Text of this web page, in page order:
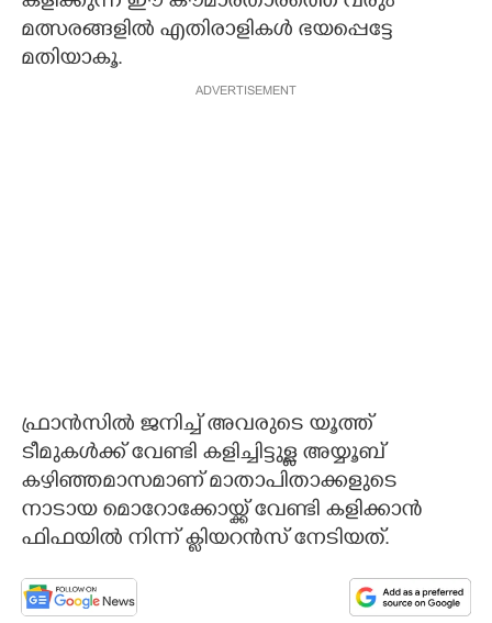
മത്സരങ്ങളിൽ എതിരാളികൾ ഭയപ്പെട്ടേ
മതിയാകൂ.
ADVERTISEMENT
ഫ്രാൻസിൽ ജനിച്ച് അവരുടെ യൂത്ത്
ടീമുകൾക്ക് വേണ്ടി കളിച്ചിട്ടുള്ള അയ്യൂബ്
കഴിഞ്ഞമാസമാണ് മാതാപിതാക്കളുടെ
നാടായ മൊറോക്കോയ്ക്ക് വേണ്ടി കളിക്കാൻ
ഫിഫയിൽ നിന്ന് ക്ളിയറൻസ് നേടിയത്.